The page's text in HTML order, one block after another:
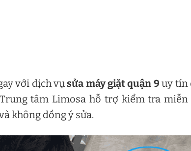
với dịch vụsửa máy giặt quận 9 uy tín
tâm Limosa hỗ trợ kiểm tra miễn
không đồng ý sửa.